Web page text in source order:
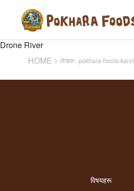
content
Drone River
HOME
लेखक: pokhara-foods-kanri
विषयहरू